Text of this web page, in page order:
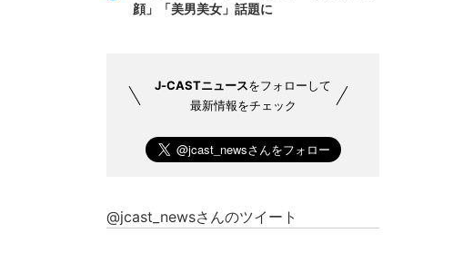
顔」「美男美女」話題に
J-CASTニュースをフォローして
最新情報をチェック
@jcast_newsさんのツイート